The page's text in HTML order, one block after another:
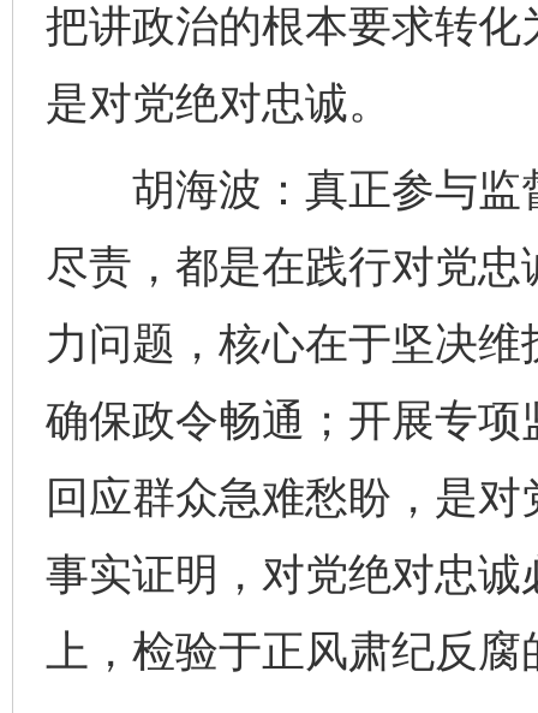
把讲政治的根本要求转
是对党绝对忠诚。
胡海波：真正参与监
尽责，都是在践行对党
力问题，核心在于坚决
确保政令畅通；开展专
回应群众急难愁盼，是
事实证明，对党绝对忠
上，检验于正风肃纪反